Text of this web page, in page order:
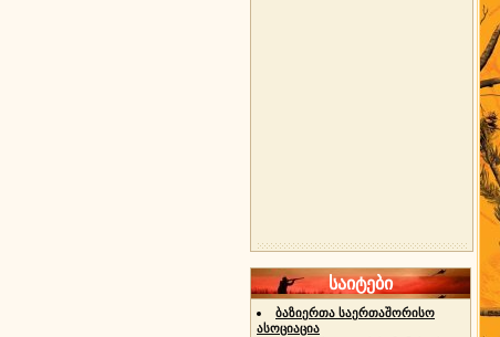
საიტები
ბაზიერთა საერთაშორისო
ასოციაცია